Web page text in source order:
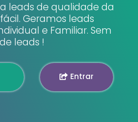
leads de qualidade da
Geramos leads
e Familiar. Sem
leads !
Entrar